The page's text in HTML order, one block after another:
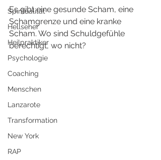
Spiritualität
Hellseher
Heilpraktiker
Psychologie
Coaching
Menschen
Lanzarote
Transformation
New York
RAP
Es gibt eine gesunde Scham, eine
Schamgrenze und eine kranke
Scham. Wo sind Schuldgefühle
berechtigt, wo nicht?